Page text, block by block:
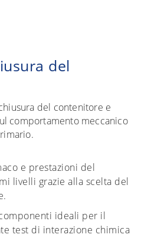
del
del contenitore e
comportamento meccanico
e prestazioni del
livelli grazie alla scelta del
ideali per il
test di interazione chimica